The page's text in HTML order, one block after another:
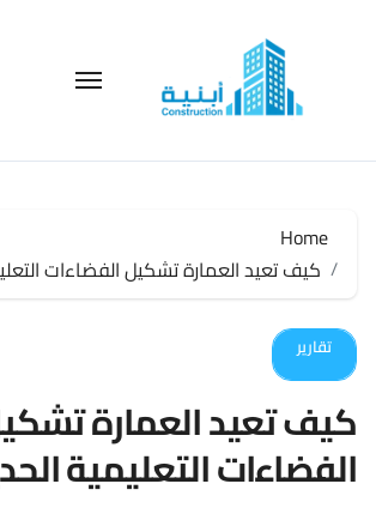
Home
كيف تعيد العمارة تشكيل الفضاءات
تقارير
كيف تعيد العمارة
الفضاءات التعليمية